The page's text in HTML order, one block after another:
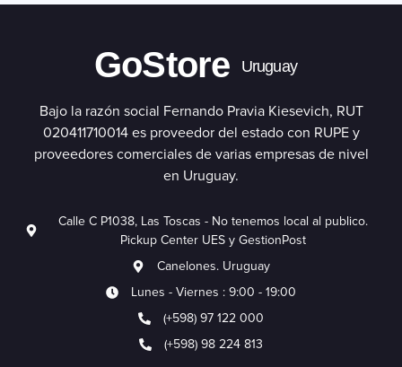
GoStore Uruguay
Bajo la razón social Fernando Pravia Kiesevich, RUT
020411710014 es proveedor del estado con RUPE y
proveedores comerciales de varias empresas de nivel
en Uruguay.
Calle C P1038, Las Toscas - No tenemos local al publico.
Pickup Center UES y GestionPost
Canelones. Uruguay
Lunes - Viernes : 9:00 - 19:00
(+598) 97 122 000
(+598) 98 224 813